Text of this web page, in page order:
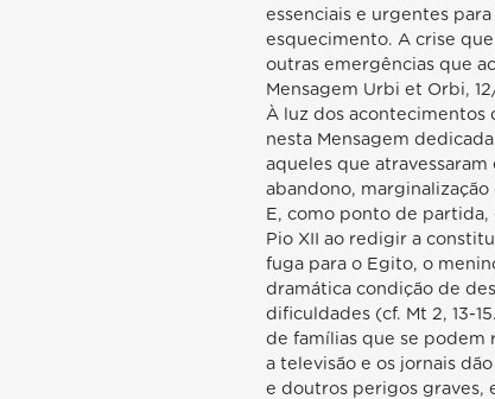
essenciais e urgentes
esquecimento. A crise
outras emergências que
Mensagem Urbi et Orbi,
À luz dos acontecimentos
nesta Mensagem
aqueles que
abandono, marginalização
E, como ponto de
Pio XII ao redigir a
fuga para o Egito, o
dramática condição de
dificuldades (cf. Mt 2, 13-
de famílias que se podem
a televisão e os jornais
e doutros perigos graves,